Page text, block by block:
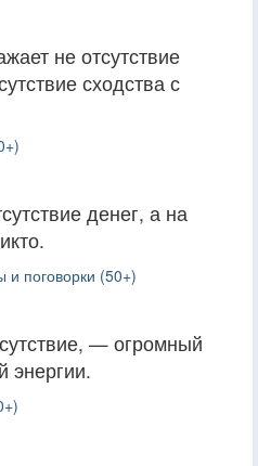
не отсутствие
сходства с
денег, а на
и поговорки (50+)
— огромный
энергии.